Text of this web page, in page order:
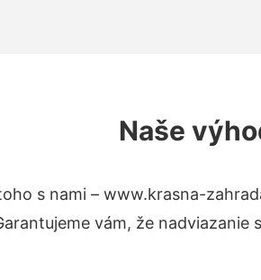
Naše
s nami – www.krasna-
vám, že nadviazanie